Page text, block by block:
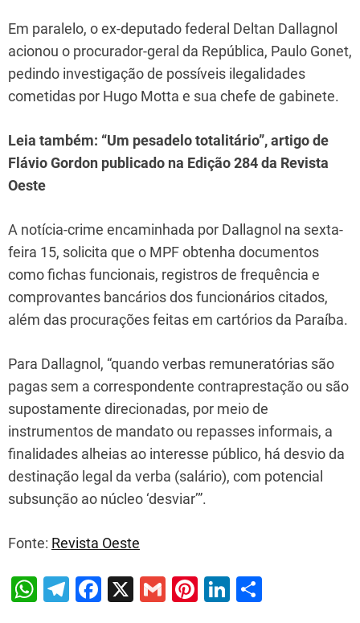
Em paralelo, o ex-deputado federal Deltan Dallagnol
acionou o procurador-geral da República, Paulo Gonet,
pedindo investigação de possíveis ilegalidades
cometidas por Hugo Motta e sua chefe de gabinete.
Leia também: “Um pesadelo totalitário”, artigo de
Flávio Gordon publicado na Edição 284 da Revista
Oeste
A notícia-crime encaminhada por Dallagnol na sexta-
feira 15, solicita que o MPF obtenha documentos
como fichas funcionais, registros de frequência e
comprovantes bancários dos funcionários citados,
além das procurações feitas em cartórios da Paraíba.
Para Dallagnol, “quando verbas remuneratórias são
pagas sem a correspondente contraprestação ou são
supostamente direcionadas, por meio de
instrumentos de mandato ou repasses informais, a
finalidades alheias ao interesse público, há desvio da
destinação legal da verba (salário), com potencial
subsunção ao núcleo ‘desviar’”.
Fonte: Revista Oeste
W T
F
X
G
Pi Li